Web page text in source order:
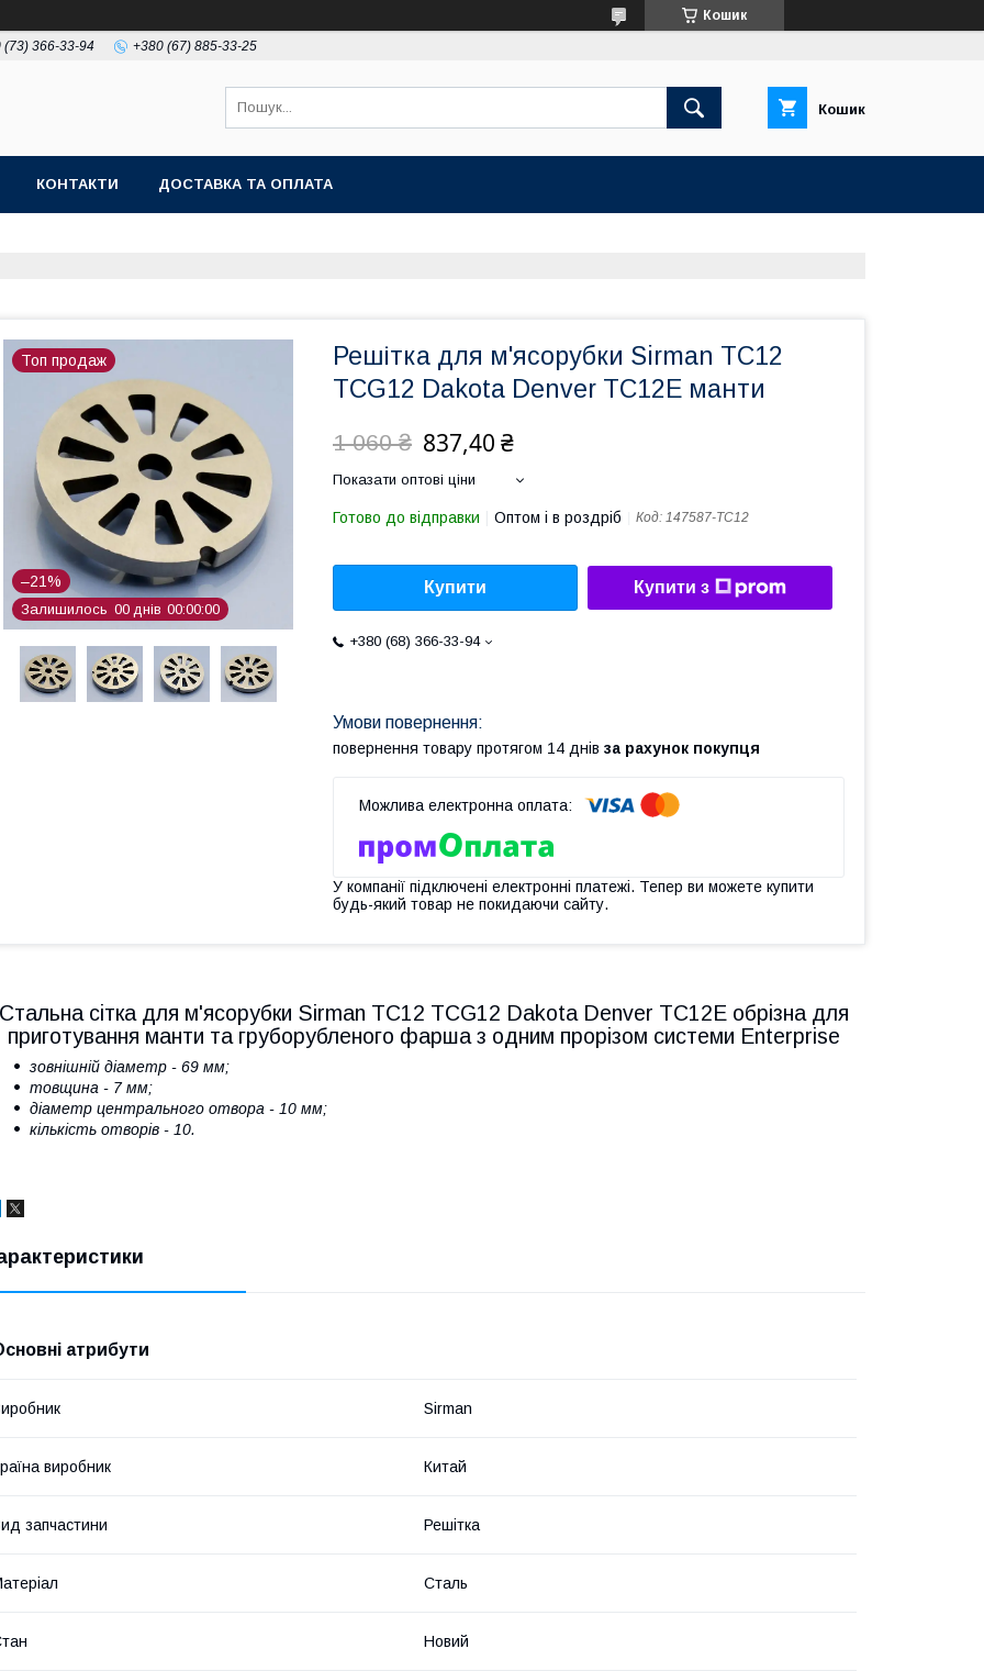
Кошик
(73) 366-33-94 +380 (67) 885-33-25
Кошик
КОНТАКТИ ДОСТАВКА ТА ОПЛАТА
Топ продаж
–21%
Залишилось 00 днів 00 00 00
Решітка для м'ясорубки Sirman TC12
TCG12 Dakota Denver TC12E манти
1 060 ₴ 837,40 ₴
Показати оптові ціни
Готово до відправки Оптом і в роздріб Код: 147587-TC12
Купити Купити з
+380 (68) 366-33-94
повернення товару протягом 14 днів за рахунок покупця
У компанії підключені електронні платежі. Тепер ви можете купити
будь-який товар не покидаючи сайту.
Стальна сітка для м'ясорубки Sirman TC12 TCG12 Dakota Denver TC12E обрізна для
приготування манти та груборубленого фарша з одним прорізом системи Enterprise
зовнішній діаметр - 69 мм;
товщина - 7 мм;
діаметр центрального отвора - 10 мм;
кількість отворів - 10.
атрибути
Sirman
виробник Китай
запчастини Решітка
Сталь
Новий